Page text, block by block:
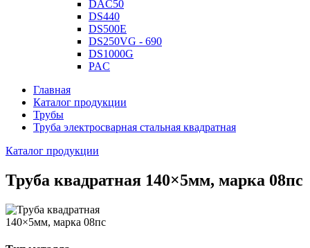
DAC50
DS440
DS500E
DS250VG - 690
DS1000G
PAC
Главная
Каталог продукции
Трубы
Труба электросварная стальная квадратная
Каталог продукции
Труба квадратная 140×5мм, марка 08пс